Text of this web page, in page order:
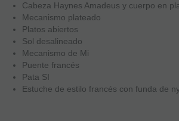
Cabeza Haynes Amadeus y cuerpo en
Mecanismo plateado
Platos abiertos
Sol desalineado
Mecanismo de Mi
Puente francés
Pata SI
Estuche de estilo francés con funda de